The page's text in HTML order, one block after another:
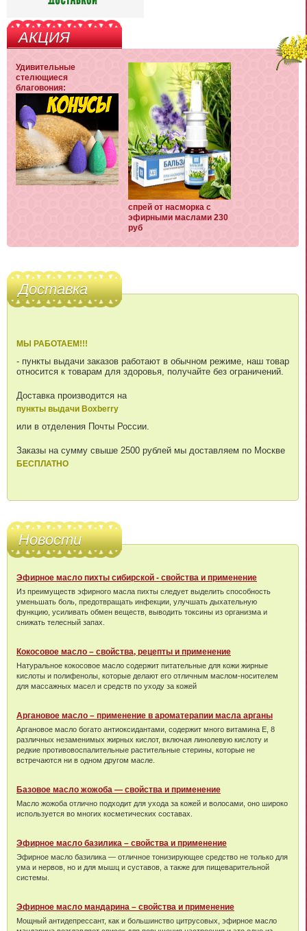
АКЦИЯ
Удивительные
стелющиеся
благовония:
спрей от насморка с
эфирными маслами 230
руб
Доставка
МЫ РАБОТАЕМ!!!
- пункты выдачи заказов работают в обычном режиме, наш товар
относится к товарам для здоровья, получайте без ограничений.
Доставка производится на
пункты выдачи Boxberry
или в отделения Почты России.
Заказы на сумму свыше 2500 рублей мы доставляем по Москве
БЕСПЛАТНО
Новости
Эфирное масло пихты сибирской - свойства и применение
Из преимуществ эфирного масла пихты следует выделить способность
уменьшать боль, предотвращать инфекции, улучшать дыхательную
функцию, усиливать обмен веществ, выводить токсины из организма и
снижать телесный запах.
Кокосовое масло – свойства, рецепты и применение
Натуральное кокосовое масло содержит питательные для кожи жирные
кислоты и полифенолы, которые делают его отличным маслом-носителем
для массажных масел и средств по уходу за кожей
Аргановое масло – применение в ароматерапии масла арганы
Аргановое масло богато антиоксидантами, содержит много витамина Е, 8
различных незаменимых жирных кислот, включая линолевую кислоту и
редкие противовоспалительные растительные стерины, которые не
встречаются ни в одном другом масле.
Базовое масло жожоба — свойства и применение
Масло жожоба отлично подходит для ухода за кожей и волосами, оно широко
используется во многих косметических составах.
Эфирное масло базилика – свойства и применение
Эфирное масло базилика — отличное тонизирующее средство не только для
ума и нервов, но и для мышц и суставов, а также для пищеварительной
системы.
Эфирное масло мандарина – свойства и применение
Мощный антидепрессант, как и большинство цитрусовых, эфирное масло